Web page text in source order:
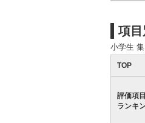
項
小学生
TOP
評価項
ランキ